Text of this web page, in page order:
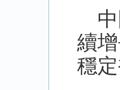
中
續
穩